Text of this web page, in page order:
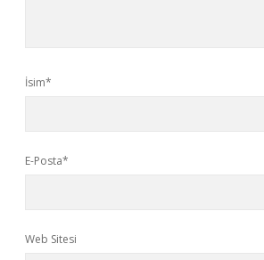
İsim*
E-Posta*
Web Sitesi